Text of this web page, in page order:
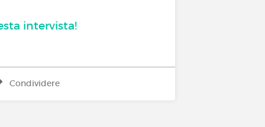
intervista!
Condividere